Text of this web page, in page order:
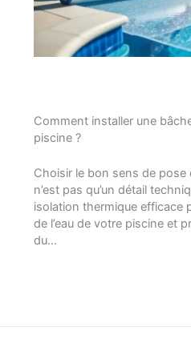
Comment installer une
piscine ?
Choisir le bon sens de pose
n’est pas qu’un détail
isolation thermique efficace
de l’eau de votre piscine et
du…